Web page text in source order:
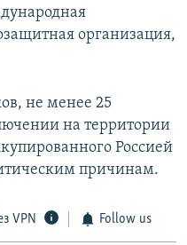
организация,
не менее 25
на территории
Россией
причинам.
VPN Follow us